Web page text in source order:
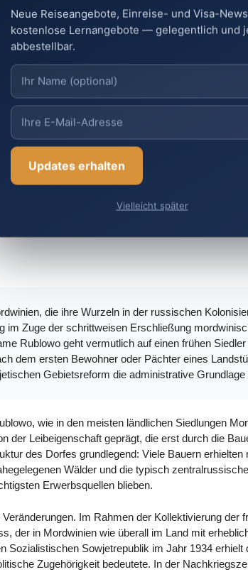
die ihre Wurzeln in der russischen
im Zuge der schrittweisen Erschließung
Rublowo geht vermutlich auf einen frühen
dem ersten Bewohner oder Pächter eines
Gebietsreform die administrative
wie in den meisten ländlichen Siedlungen
der Leibeigenschaft geprägt, die erst durch die
des Dorfes grundlegend: Viele Bauern
Wälder und die typisch
Erwerbsquellen blieben.
Im Rahmen der Kollektivierung
der in Mordwinien wie überall im Land mit
Sozialistischen Sowjetrepublik im Jahr 1934
Zugehörigkeit bedeutete. In der
Neue Reiseangebote, Einreise- und Visa-
kostenlose Lernangebote — gelegentlich und
abbestellbar.
Updates erhalten
Vielleicht später